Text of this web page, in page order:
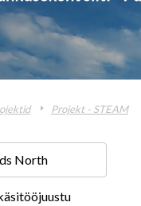
Projekt - STEAM
North